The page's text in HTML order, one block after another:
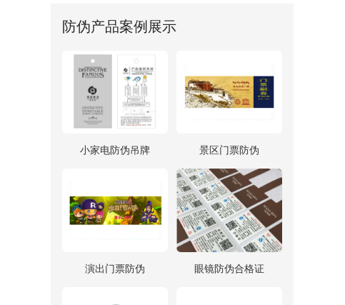
防伪产品案例展示
小家电防伪吊牌 景区门票防伪
演出门票防伪 眼镜防伪合格证